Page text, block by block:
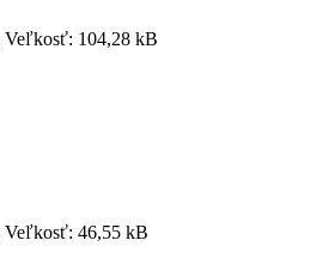
Veľkosť: 104,28 kB
Veľkosť: 46,55 kB